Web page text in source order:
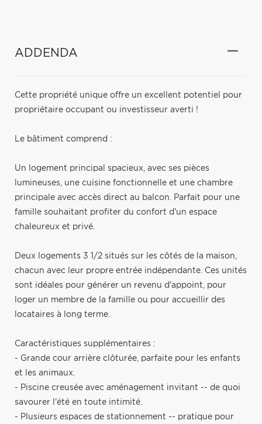
ADDENDA
Cette propriété unique offre un excellent potentiel pour
propriétaire occupant ou investisseur averti !
Le bâtiment comprend :
Un logement principal spacieux, avec ses pièces
lumineuses, une cuisine fonctionnelle et une chambre
principale avec accès direct au balcon. Parfait pour une
famille souhaitant profiter du confort d'un espace
chaleureux et privé.
Deux logements 3 1/2 situés sur les côtés de la maison,
chacun avec leur propre entrée indépendante. Ces unités
sont idéales pour générer un revenu d'appoint, pour
loger un membre de la famille ou pour accueillir des
locataires à long terme.
Caractéristiques supplémentaires :
- Grande cour arrière clôturée, parfaite pour les enfants
et les animaux.
- Piscine creusée avec aménagement invitant -- de quoi
savourer l'été en toute intimité.
- Plusieurs espaces de stationnement -- pratique pour